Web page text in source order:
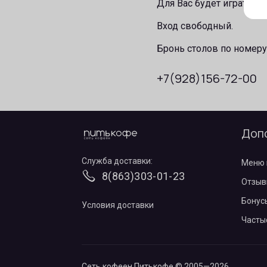
Для Вас будет играть
Вход свободный.
Бронь столов по
+7(928)156-72-00
Служба доставки:
8(863)303-01-23
Условия доставки
Меню